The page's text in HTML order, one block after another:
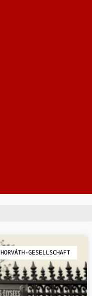
HORVÁTH-GESELLSCHAFT